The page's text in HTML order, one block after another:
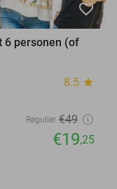
favorite_border
6 personen (of
8.5 star
Regulier €49
€19,25